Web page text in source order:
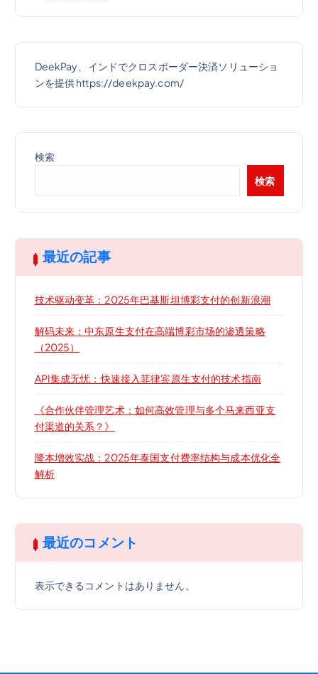
DeekPay、インドでクロスボーダー決済ソリューショ
ンを提供 https://deekpay.com/
検索
検索
最近の記事
技术驱动变革：2025年巴基斯坦博彩支付的创新浪潮
解码未来：中东原生支付在高端博彩市场的渗透策略
（2025）
API集成无忧：快速接入菲律宾原生支付的技术指南
《合作伙伴管理艺术：如何高效管理与多个马来西亚支
付渠道的关系？》
降本增效实战：2025年泰国支付费率结构与成本优化全
解析
最近のコメント
表示できるコメントはありません。